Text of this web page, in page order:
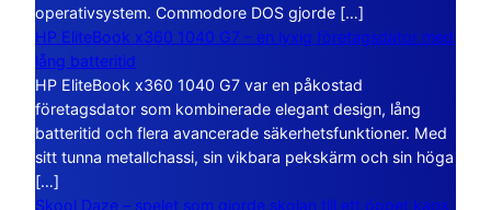
operativsystem. Commodore DOS gjorde […]
HP EliteBook x360 1040 G7 – en lyxig företagsdator med
lång batteritid
HP EliteBook x360 1040 G7 var en påkostad
företagsdator som kombinerade elegant design, lång
batteritid och flera avancerade säkerhetsfunktioner. Med
sitt tunna metallchassi, sin vikbara pekskärm och sin höga
[…]
Skool Daze – spelet som gjorde skolan till ett öppet kaos